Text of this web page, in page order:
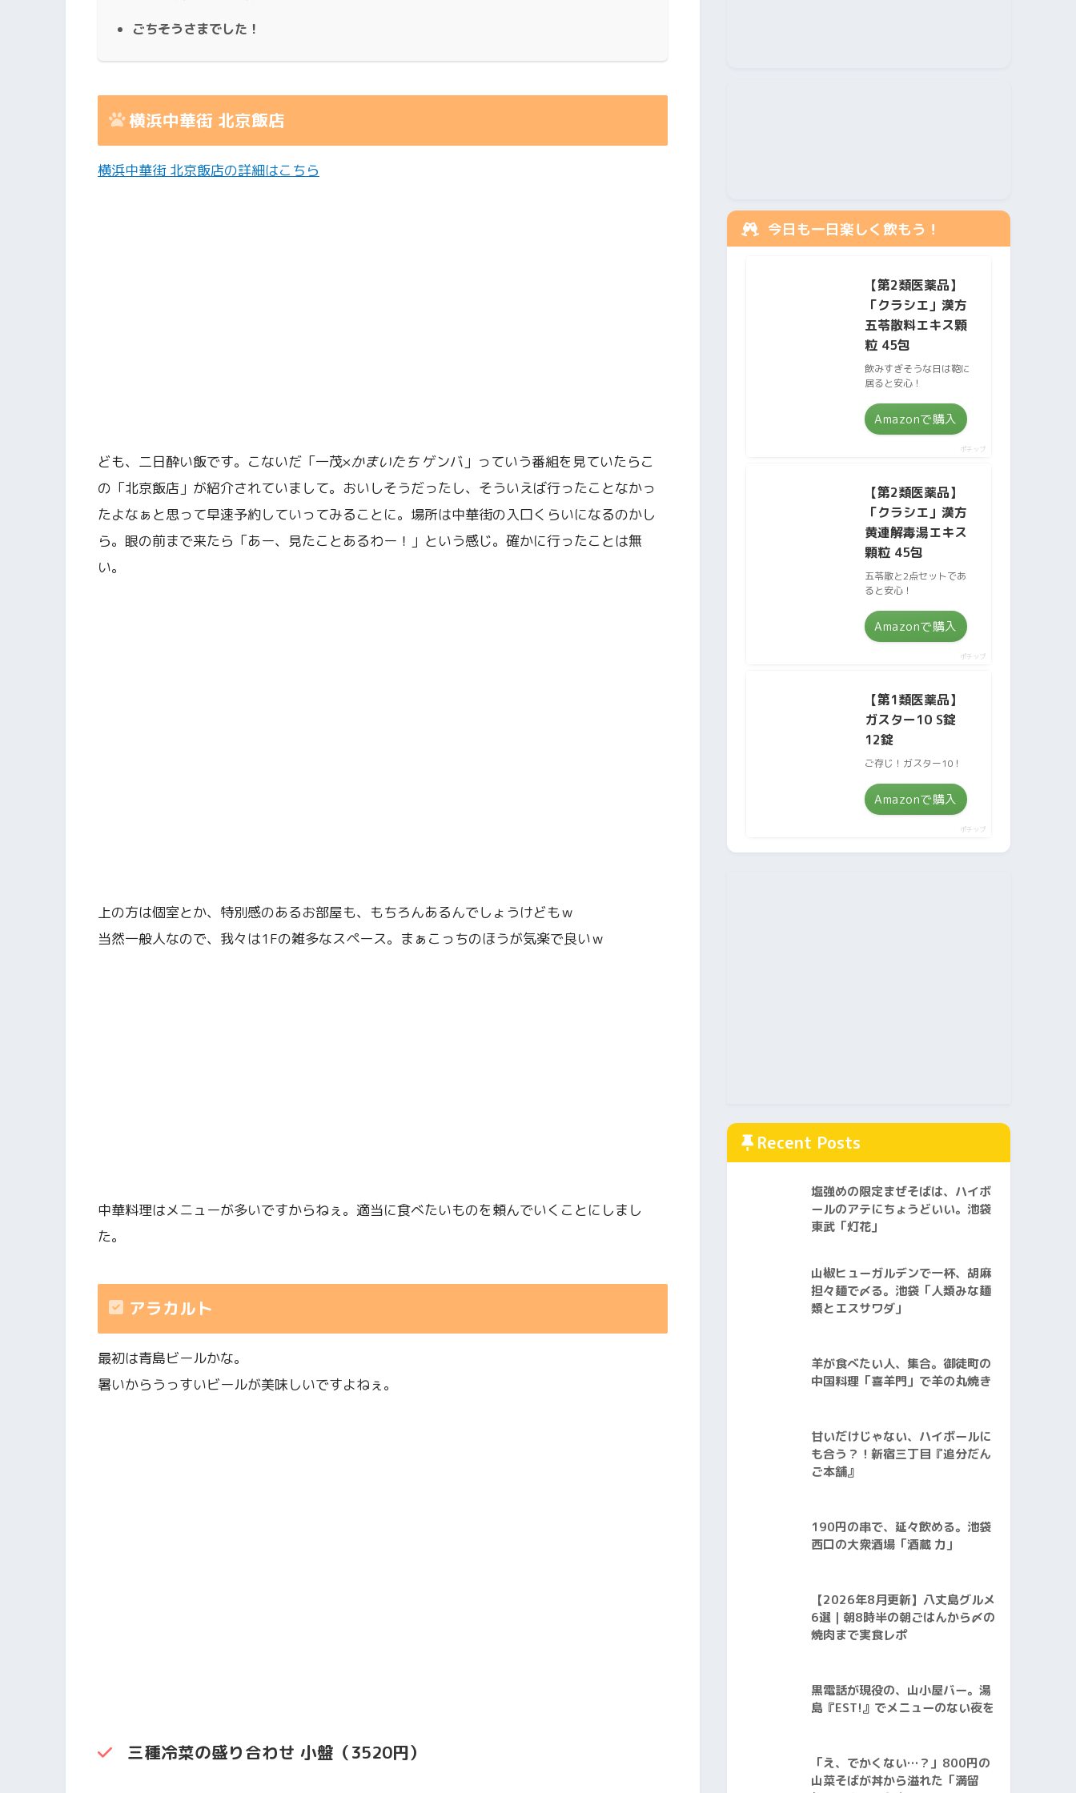
ごちそうさまでした！
横浜中華街 北京飯店
横浜中華街 北京飯店の詳細はこちら
ども、二日酔い飯です。こないだ「一茂×かまいたちゲンバ」っていう番組を見ていたらこ
の「北京飯店」が紹介されていまして。おいしそうだったし、そういえば行ったことなかっ
たよなぁと思って早速予約していってみることに。場所は中華街の入口くらいになるのかし
ら。眼の前まで来たら「あー、見たことあるわー！」という感じ。確かに行ったことは無
い。
上の方は個室とか、特別感のあるお部屋も、もちろんあるんでしょうけどもｗ
当然一般人なので、我々は1Fの雑多なスペース。まぁこっちのほうが気楽で良いｗ
中華料理はメニューが多いですからねぇ。適当に食べたいものを頼んでいくことにしまし
た。
アラカルト
最初は青島ビールかな。
暑いからうっすいビールが美味しいですよねぇ。
三種冷菜の盛り合わせ 小盤（3520円）
今日も一日楽しく飲もう！
【第2類医薬品】
「クラシエ」漢方
五苓散料エキス顆
粒 45包
飲みすぎそうな日は鞄に
居ると安心！
Amazonで購入
ポチップ
【第2類医薬品】
「クラシエ」漢方
黄連解毒湯エキス
顆粒 45包
五苓散と2点セットであ
ると安心！
Amazonで購入
ポチップ
【第1類医薬品】
ガスター10 S錠
12錠
ご存じ！ガスター10！
Amazonで購入
ポチップ
Recent Posts
塩強めの限定まぜそばは、ハイボ
ールのアテにちょうどいい。池袋
東武「灯花」
山椒ヒューガルデンで一杯、胡麻
担々麺で〆る。池袋「人類みな麺
類とエスサワダ」
羊が食べたい人、集合。御徒町の
中国料理「喜羊門」で羊の丸焼き
甘いだけじゃない、ハイボールに
も合う？！新宿三丁目『追分だん
ご本舗』
190円の串で、延々飲める。池袋
西口の大衆酒場「酒蔵 力」
【2026年8月更新】八丈島グルメ
6選｜朝8時半の朝ごはんから〆の
焼肉まで実食レポ
黒電話が現役の、山小屋バー。湯
島『EST!』でメニューのない夜を
「え、でかくない…？」800円の
山菜そばが丼から溢れた「満留